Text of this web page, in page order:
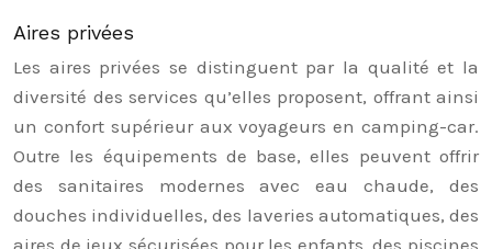
Aires privées
Les aires privées se distinguent par la qualité et la
diversité des services qu’elles proposent, offrant ainsi
un confort supérieur aux voyageurs en camping-car.
Outre les équipements de base, elles peuvent offrir
des sanitaires modernes avec eau chaude, des
douches individuelles, des laveries automatiques, des
aires de jeux sécurisées pour les enfants, des piscines